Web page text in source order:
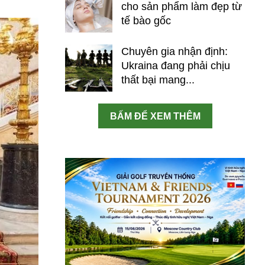
cho sản phẩm làm đẹp từ
tế bào gốc
Chuyên gia nhận định:
Ukraina đang phải chịu
thất bại mang...
BẤM ĐỂ XEM THÊM